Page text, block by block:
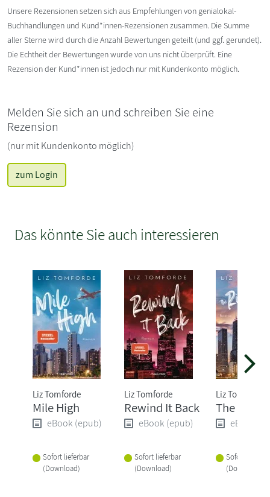
Unsere Rezensionen setzen sich aus Empfehlungen von genialokal-
Buchhandlungen und Kund*innen-Rezensionen zusammen. Die Summe
aller Sterne wird durch die Anzahl Bewertungen geteilt (und ggf. gerundet).
Die Echtheit der Bewertungen wurde von uns nicht überprüft. Eine
Rezension der Kund*innen ist jedoch nur mit Kundenkonto möglich.
Melden Sie sich an und schreiben Sie eine
Rezension
(nur mit Kundenkonto möglich)
zum Login
Das könnte Sie auch interessieren
Liz Tomforde
Mile High
eBook (epub)
Sofort lieferbar
(Download)
Liz Tomforde
Rewind It Back
eBook (epub)
Sofort lieferbar
(Download)
Liz Tomforde
The Right
eBook
Sofort
(Download)